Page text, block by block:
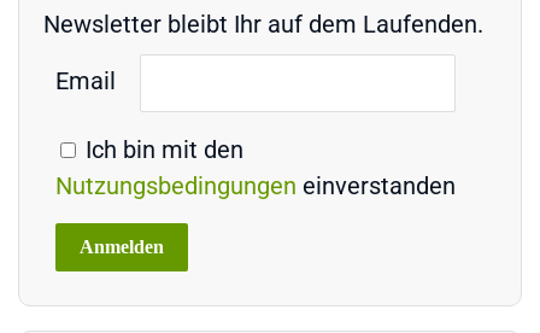
Newsletter bleibt Ihr auf dem Laufenden.
Email
Ich bin mit den
Nutzungsbedingungen einverstanden